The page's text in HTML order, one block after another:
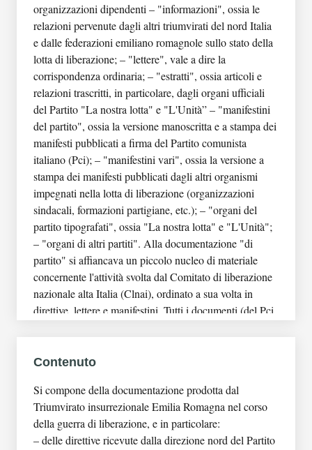
Unità archivistica: Elenco di consistenza della
documentazione del Triumvirato insurrezionale
Unità archivistica: "Bozze per manifestini e
periodici"
Serie: Periodici
Unità archivistica: "Originali per la stampa"
Unità archivistica: Manifesti e volantini a
stampa
Unità archivistica: Bozze di volantini e articoli
Unità archivistica: "Bozze per manifestini e
periodici"
Unità archivistica: La mondariso
Unità archivistica: La nostra lotta
Unità archivistica: Il ribelle
Unità archivistica: Il combattente
Unità archivistica: Fronte della gioventù
Unità archivistica: La mondariso
Unità archivistica: Avanti! Edizione nazionale
Unità archivistica: Il ribelle
Unità archivistica: L'Unità. Edizione romana
Unità archivistica: La Rinascita
Unità archivistica: La voce del soldato
Unità archivistica: Il lavoratore agricolo
organizzazioni dipendenti – "informazioni", ossia le
relazioni pervenute dagli altri triumvirati del nord Italia
e dalle federazioni emiliano romagnole sullo stato della
lotta di liberazione; – "lettere", vale a dire la
corrispondenza ordinaria; – "estratti", ossia articoli e
relazioni trascritti, in particolare, dagli organi ufficiali
del Partito "La nostra lotta" e "L'Unità” – "manifestini
del partito", ossia la versione manoscritta e a stampa dei
manifesti pubblicati a firma del Partito comunista
italiano (Pci); – "manifestini vari", ossia la versione a
stampa dei manifesti pubblicati dagli altri organismi
impegnati nella lotta di liberazione (organizzazioni
sindacali, formazioni partigiane, etc.); – "organi del
partito tipografati", ossia "La nostra lotta" e "L'Unità";
– "organi di altri partiti". Alla documentazione "di
partito" si affiancava un piccolo nucleo di materiale
concernente l'attività svolta dal Comitato di liberazione
nazionale alta Italia (Clnai), ordinato a sua volta in
direttive, lettere e manifestini. Tutti i documenti (del Pci
lettere, etc.) e conservati in "cartelle". L'inventario
della sua redazione si può difatti collocare intorno al
mese di luglio 1944 con periodici aggiornamenti fino al
marzo 1945; si presenta così in parte dattiloscritto e in
parte manoscritto, e descrive in totale il contenuto di 8
Contenuto
Si compone della documentazione prodotta dal
Triumvirato insurrezionale Emilia Romagna nel corso
della guerra di liberazione, e in particolare:
– delle direttive ricevute dalla direzione nord del Partito